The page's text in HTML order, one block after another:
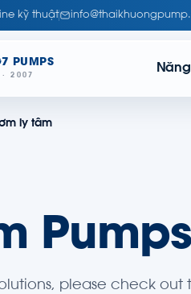
kỹ thuật
PUMPS
2007
ly tâm
Pumps
please check out